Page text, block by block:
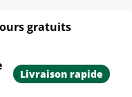
gratuits
Livraison rapide